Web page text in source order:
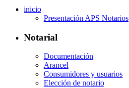
inicio
Presentación APS Notarios
Notarial
Documentación
Arancel
Consumidores y usuarios
Elección de notario